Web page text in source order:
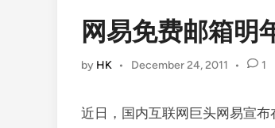
网易免费邮箱明
by HK • December 24, 2011 • 1
近日，国内互联网巨头网易宣